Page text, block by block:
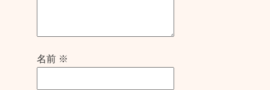
名前 ※